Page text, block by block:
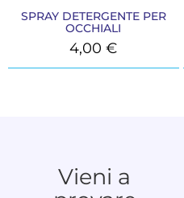
SPRAY DETERGENTE PER
OCCHIALI
4,00€
Vieni a